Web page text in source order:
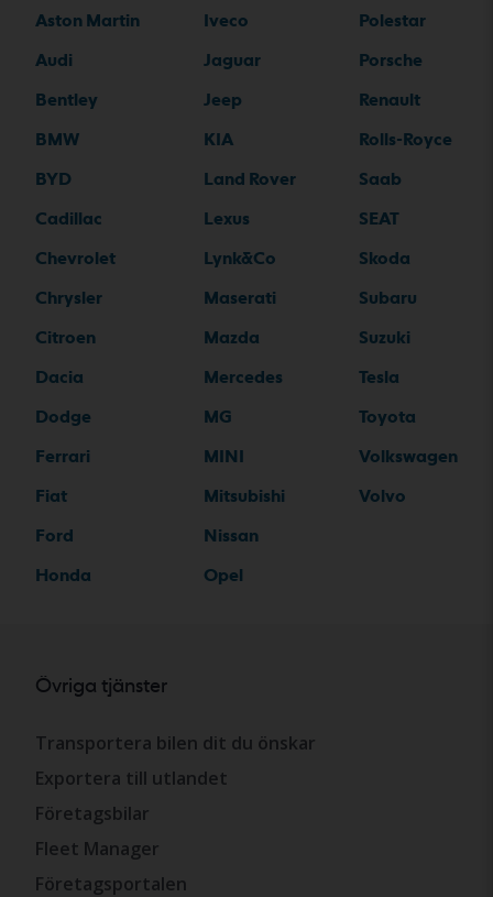
Aston Martin
Audi
Bentley
BMW
BYD
Cadillac
Chevrolet
Chrysler
Citroen
Dacia
Dodge
Ferrari
Fiat
Ford
Honda
Iveco
Jaguar
Jeep
KIA
Land Rover
Lexus
Lynk&Co
Maserati
Mazda
Mercedes
MG
MINI
Mitsubishi
Nissan
Opel
Polestar
Porsche
Renault
Rolls-Royce
Saab
SEAT
Skoda
Subaru
Suzuki
Tesla
Toyota
Volkswagen
Volvo
Övriga tjänster
Transportera bilen dit du önskar
Exportera till utlandet
Företagsbilar
Fleet Manager
Företagsportalen